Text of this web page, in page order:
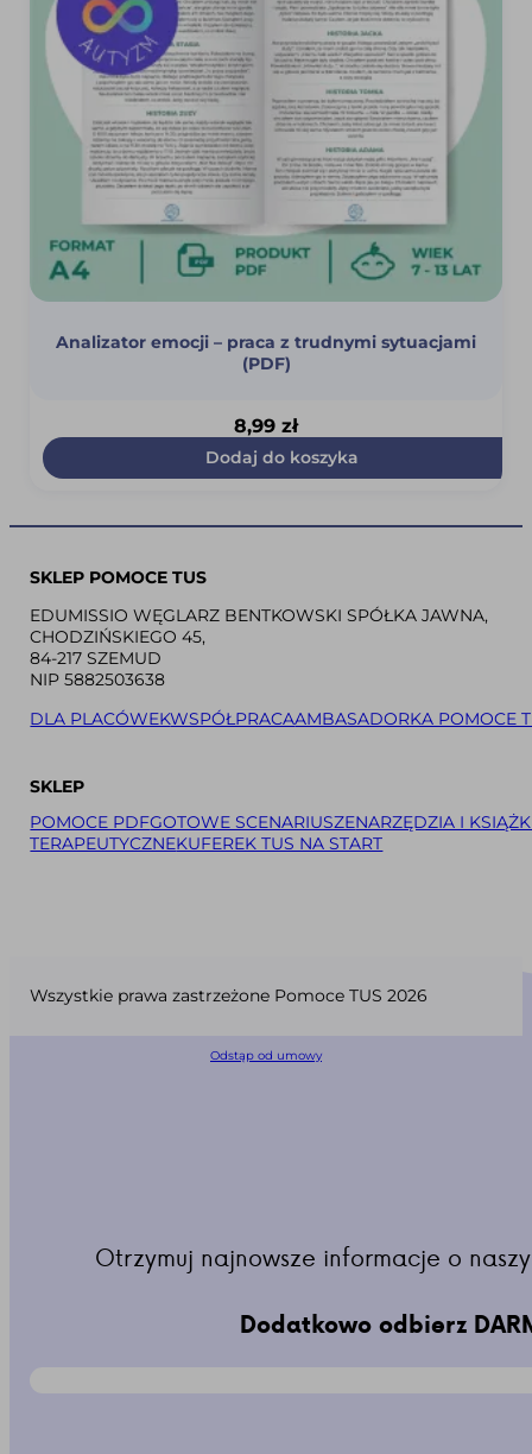
Analizator emocji – praca z trudnymi sytuacjami
(PDF)
8,99 zł
Dodaj do koszyka
SKLEP POMOCE TUS
EDUMISSIO WĘGLARZ BENTKOWSKI SPÓŁKA JAWNA,
CHODZIŃSKIEGO 45,
84-217 SZEMUD
NIP 5882503638
DLA PLACÓWEKWSPÓŁPRACAAMBASADORKA POMOCE
SKLEP
POMOCE PDFGOTOWE SCENARIUSZENARZĘDZIA I
TERAPEUTYCZNEKUFEREK TUS NA START
Wszystkie prawa zastrzeżone Pomoce TUS 2026
Odstąp od umowy
Otrzymuj najnowsze informacje o
Dodatkowo odbierz